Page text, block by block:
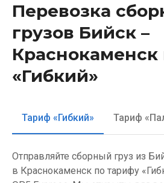
Перевозка
грузов Бийск –
Краснокаменск
«Гибкий»
Тариф «Гибкий» Тариф
Отправляйте сборный груз из
в Краснокаменск по тарифу